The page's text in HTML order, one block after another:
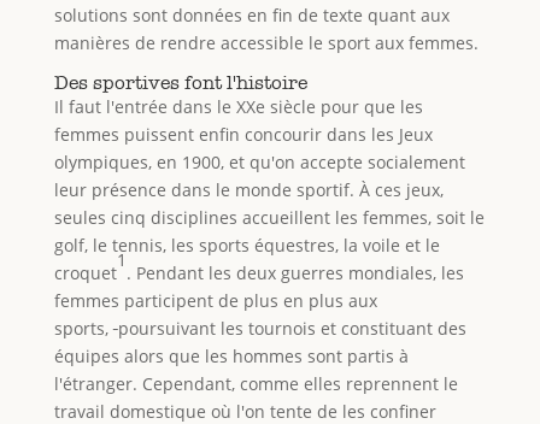
solutions sont données en fin de texte quant aux
manières de rendre accessible le sport aux femmes.
Des sportives font l'histoire
Il faut l'entrée dans le XXe siècle pour que les
femmes puissent enfin concourir dans les Jeux
olympiques, en 1900, et qu'on accepte socialement
leur présence dans le monde sportif. À ces jeux,
seules cinq disciplines accueillent les femmes, soit le
golf, le tennis, les sports équestres, la voile et le
croquet
1
. Pendant les deux guerres mondiales, les
femmes participent de plus en plus aux
sports, poursuivant les tournois et constituant des
équipes alors que les hommes sont partis à
l'étranger. Cependant, comme elles reprennent le
travail domestique où l'on tente de les confiner